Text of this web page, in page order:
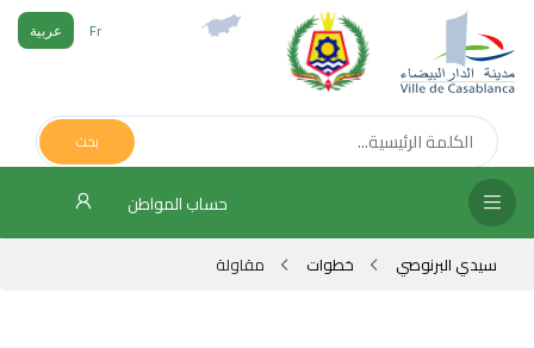
Fr عربية
بحث
حساب المواطن
سيدي البرنوصي خطوات مقاولة